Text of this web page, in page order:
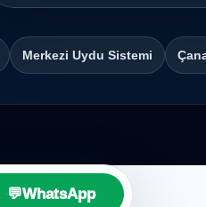
Merkezi Uydu Sistemi
💬WhatsApp